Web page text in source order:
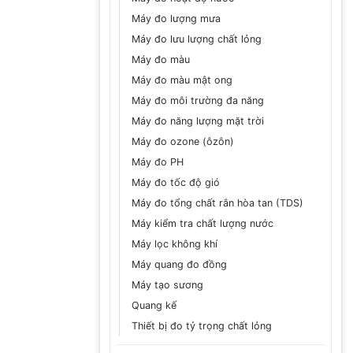
Máy đo lượng mưa
Máy đo lưu lượng chất lỏng
Máy đo màu
Máy đo màu mật ong
Máy đo môi trường đa năng
Máy đo năng lượng mặt trời
Máy đo ozone (ôzôn)
Máy đo PH
Máy đo tốc độ gió
Máy đo tổng chất rắn hòa tan (TDS)
Máy kiểm tra chất lượng nước
Máy lọc không khí
Máy quang đo đồng
Máy tạo sương
Quang kế
Thiết bị đo tỷ trọng chất lỏng